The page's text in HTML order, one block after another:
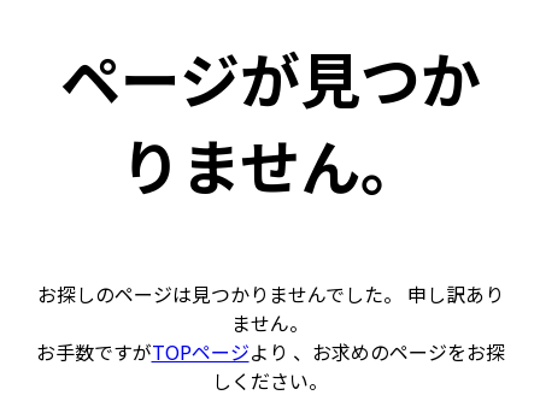
ページが見つか
りません。
お探しのページは見つかりませんでした。 申し訳あり
ません。
お手数ですがTOPページより 、お求めのページをお探
しください。